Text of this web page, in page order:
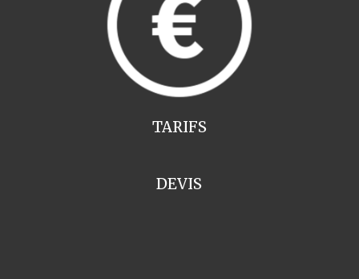
TARIFS
DEVIS